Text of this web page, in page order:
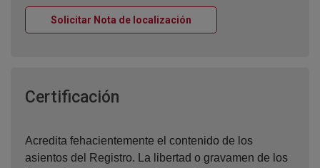
Solicitar Nota de localización
Certificación
Acredita fehacientemente el contenido de los
asientos del Registro. La libertad o gravamen de los